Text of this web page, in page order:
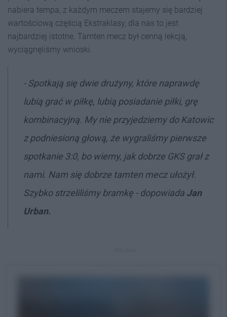
nabiera tempa, z każdym meczem stajemy się bardziej
wartościową częścią Ekstraklasy, dla nas to jest
najbardziej istotne. Tamten mecz był cenną lekcją,
wyciągnęliśmy wnioski.
- Spotkają się dwie drużyny, które naprawdę
lubią grać w piłkę, lubią posiadanie piłki, grę
kombinacyjną. My nie przyjedziemy do Katowic
z podniesioną głową, że wygraliśmy pierwsze
spotkanie 3:0, bo wiemy, jak dobrze GKS grał z
nami. Nam się dobrze tamten mecz ułożył.
Szybko strzeliliśmy bramkę - dopowiada Jan
Urban.